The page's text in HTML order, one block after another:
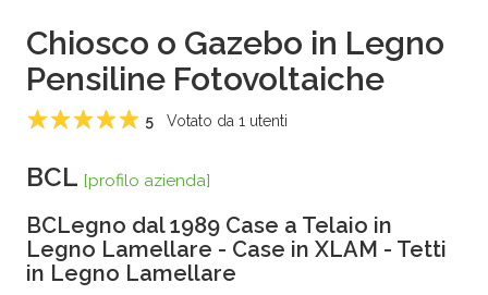
Chiosco o Gazebo in Legno
Pensiline Fotovoltaiche
5 Votato da 1 utenti
BCL [profilo azienda]
BCLegno dal 1989 Case a Telaio in
Legno Lamellare - Case in XLAM - Tetti
in Legno Lamellare